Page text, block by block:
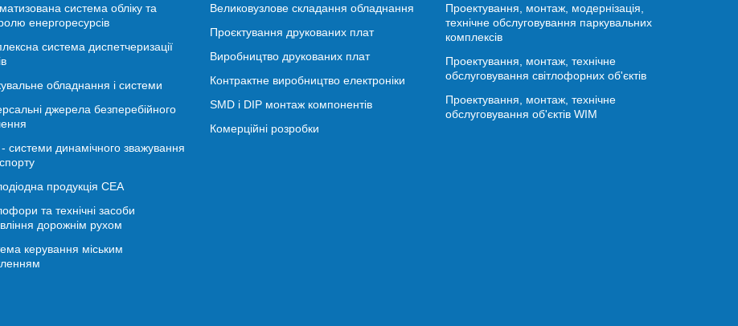
система обліку та
енергоресурсів
система диспетчеризації
обладнання і системи
джерела безперебійного
системи динамічного зважування
продукція СЕА
та технічні засоби
дорожнім рухом
керування міським
Великовузлове складання обладнання
Проєктування друкованих плат
Виробництво друкованих плат
Контрактне виробництво електроніки
SMD і DIP монтаж компонентів
Комерційні розробки
Проектування, монтаж, модернізація,
технічне обслуговування паркувальних
комплексів
Проектування, монтаж, технічне
обслуговування світлофорних об'єктів
Проектування, монтаж, технічне
обслуговування об'єктів WIM